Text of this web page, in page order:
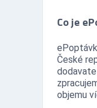
Co je
České
objemu